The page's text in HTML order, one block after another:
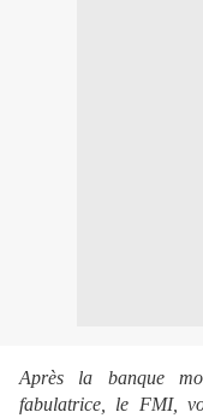
Après la banque
fabulatrice, le FMI,